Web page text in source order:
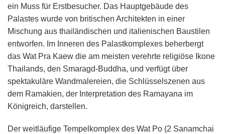
ein Muss für Erstbesucher. Das Hauptgebäude des
Palastes wurde von britischen Architekten in einer
Mischung aus thailändischen und italienischen Baustilen
entworfen. Im Inneren des Palastkomplexes beherbergt
das Wat Pra Kaew die am meisten verehrte religiöse Ikone
Thailands, den Smaragd-Buddha, und verfügt über
spektakuläre Wandmalereien, die Schlüsselszenen aus
dem Ramakien, der Interpretation des Ramayana im
Königreich, darstellen.
Der weitläufige Tempelkomplex des Wat Po (2 Sanamchai